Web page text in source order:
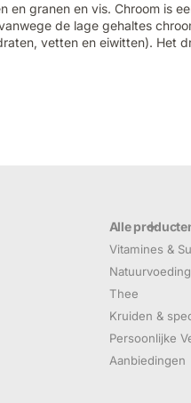
granen en vis. Chroom is
de lage gehaltes
vetten en eiwitten). Het
Alle
Vitamines &
Natuurvoeding
Thee
Kruiden &
Persoonlijke
Aanbiedingen